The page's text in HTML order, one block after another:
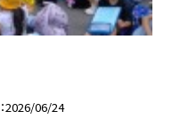
2026/06/24